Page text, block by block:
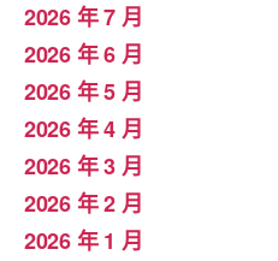
2026 年 7 月
2026 年 6 月
2026 年 5 月
2026 年 4 月
2026 年 3 月
2026 年 2 月
2026 年 1 月